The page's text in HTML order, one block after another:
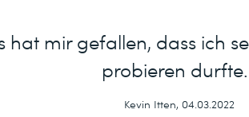
hat mir gefallen, dass ich
probieren
Kevin Itten, 04.03.2022